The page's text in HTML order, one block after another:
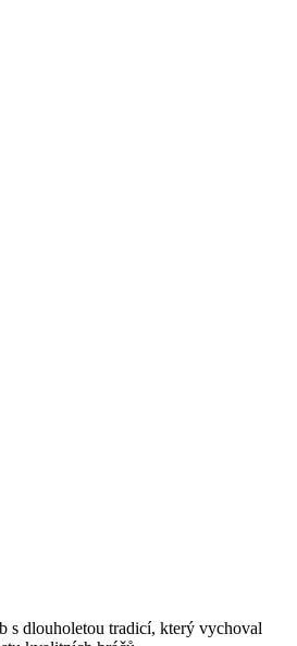
s dlouholetou tradicí, který vychoval